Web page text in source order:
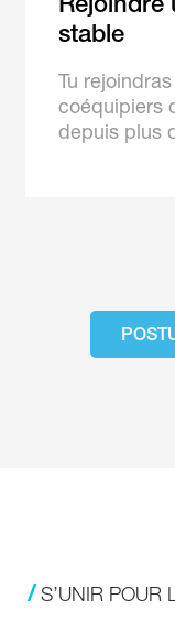
stable
Tu
coéquipiers
depuis plus
S’UNIR POUR